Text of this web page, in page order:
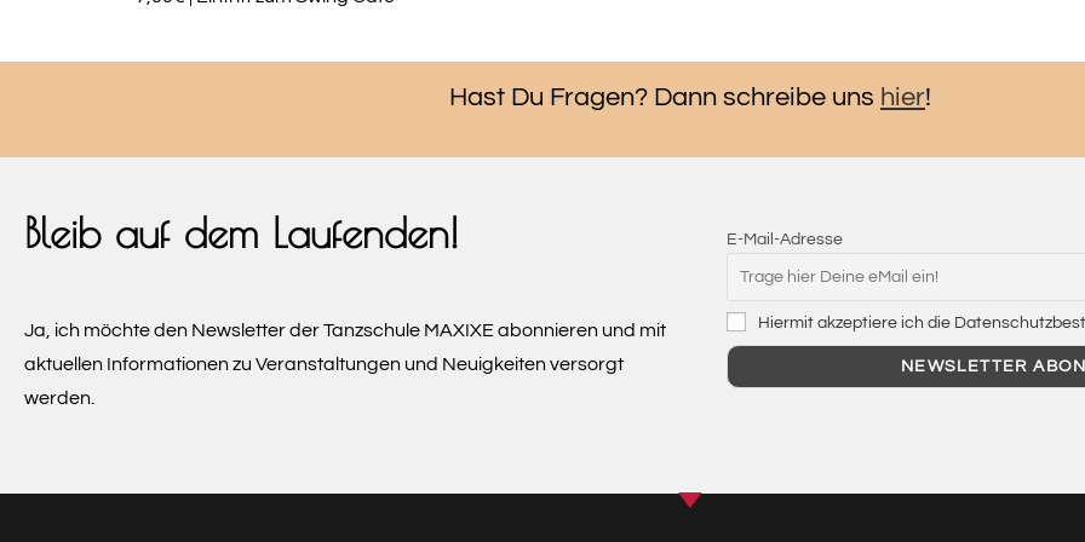
Hast Du Fragen? Dann schreibe uns hier!
Bleib auf dem Laufenden!
Ja, ich möchte den Newsletter der Tanzschule MAXIXE abonnieren und mit
aktuellen Informationen zu Veranstaltungen und Neuigkeiten versorgt
werden.
E-Mail-Adresse
Hiermit akzeptiere ich die